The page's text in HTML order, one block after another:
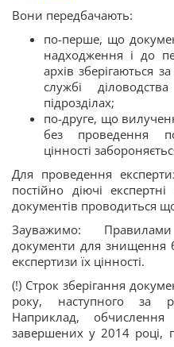
Вони передбачають:
по-перше, що
надходження і до
архів зберігаються
службі
підрозділах;
по-друге, що
без проведення
цінності
Для проведення
постійно діючі експертні
документів проводиться
Зауважимо:
документи для знищення
експертизи їх цінності.
(!) Строк зберігання
року, наступного за
Наприклад, обчислення
завершених у 2014 році,